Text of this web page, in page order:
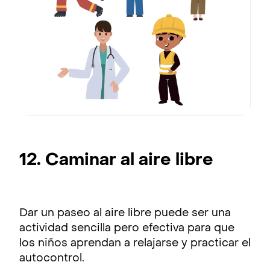
12. Caminar al aire libre
Dar un paseo al aire libre puede ser una
actividad sencilla pero efectiva para que
los niños aprendan a relajarse y practicar el
autocontrol.